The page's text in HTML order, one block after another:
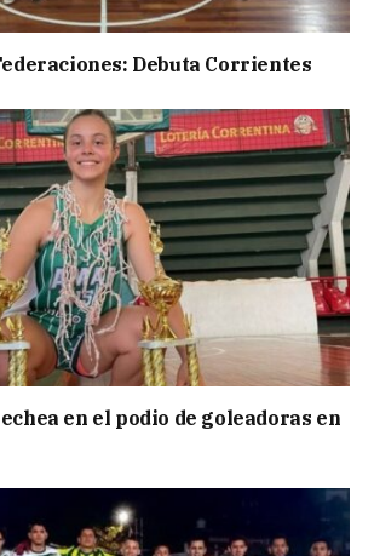
Debuta Corrientes
en el podio de goleadoras en